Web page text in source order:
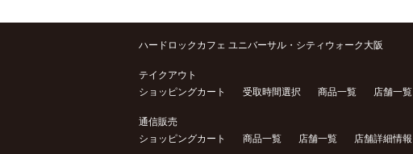
ハードロックカフェ ユニバーサル・シティウォーク大阪
テイクアウト
ショッピングカート
受取時間選択 商品一覧 店舗一覧
通信販売
ショッピングカート
商品一覧 店舗一覧 店舗詳細情報